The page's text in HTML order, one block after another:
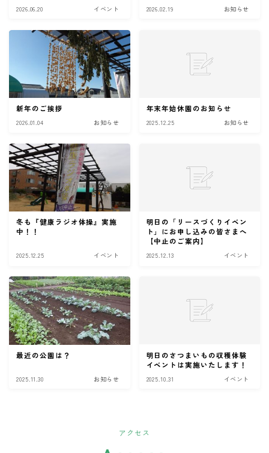
2026.06.20 イベント 2026.02.19 お知らせ
新年のご挨拶
2026.01.04 お知らせ
年末年始休園のお知らせ
2025.12.25 お知らせ
冬も『健康ラジオ体操』実施
中！！
2025.12.25 イベント
明日の「リースづくりイベン
ト」にお申し込みの皆さまへ
【中止のご案内】
2025.12.13 イベント
最近の公園は？
2025.11.30 お知らせ
明日のさつまいもの収穫体験
イベントは実施いたします！
2025.10.31 イベント
アクセス